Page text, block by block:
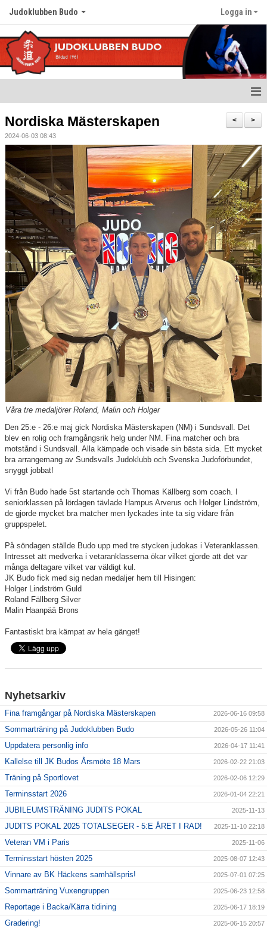
Judoklubben Budo Logga in
Nyheter
Om klubben
Värdegrund
Träningstider
Kalender
Bildgalleri
Dokument
Frågor och svar
Resultatbörs
Kontakt
>
<
Nordiska Mästerskapen
2024-06-03 08:43
Våra tre medaljörer Roland, Malin och Holger
Den 25:e - 26:e maj gick Nordiska Mästerskapen (NM) i Sundsvall. Det
blev en rolig och framgångsrik helg under NM. Fina matcher och bra
motstånd i Sundsvall. Alla kämpade och visade sin bästa sida. Ett mycket
bra arrangemang av Sundsvalls Judoklubb och Svenska Judoförbundet,
snyggt jobbat!
Vi från Budo hade 5st startande och Thomas Källberg som coach. I
seniorklassen på lördagen tävlade Hampus Arverus och Holger Lindström,
de gjorde mycket bra matcher men lyckades inte ta sig vidare från
gruppspelet.
På söndagen ställde Budo upp med tre stycken judokas i Veteranklassen.
Intresset att medverka i vetaranklasserna ökar vilket gjorde att det var
många deltagare vilket var väldigt kul.
JK Budo fick med sig nedan medaljer hem till Hisingen:
Holger Lindström Guld
Roland Fällberg Silver
Malin Haanpää Brons
Fantastiskt bra kämpat av hela gänget!
Nyhetsarkiv
Fina framgångar på Nordiska Mästerskapen 2026-06-16 09:58
Sommarträning på Judoklubben Budo 2026-05-26 11:04
Uppdatera personlig info 2026-04-17 11:41
Kallelse till JK Budos Årsmöte 18 Mars 2026-02-22 21:03
Träning på Sportlovet 2026-02-06 12:29
Terminsstart 2026 2026-01-04 22:21
JUBILEUMSTRÄNING JUDITS POKAL 2025-11-13
JUDITS POKAL 2025 TOTALSEGER - 5:E ÅRET I RAD! 2025-11-10 22:18
Veteran VM i Paris 2025-11-06
Terminsstart hösten 2025 2025-08-07 12:43
Vinnare av BK Häckens samhällspris! 2025-07-01 07:25
Sommarträning Vuxengruppen 2025-06-23 12:58
Reportage i Backa/Kärra tidining 2025-06-17 18:19
Gradering! 2025-06-15 20:57